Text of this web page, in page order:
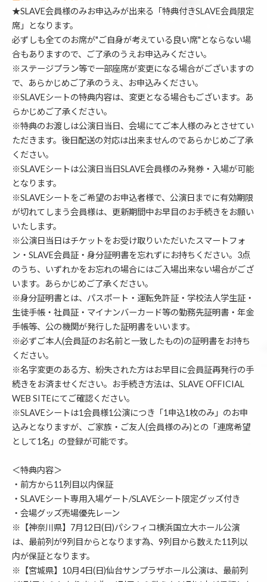
★SLAVE会員様のみお申込みが出来る「特典付きSLAVE会員限定
席」となります。
必ずしも全てのお席が"ご自身が考えている良い席"とならない場
合もありますので、ご了承のうえお申込みください。
※ステージプラン等で一部座席が変更になる場合がございますの
で、あらかじめご了承のうえ、お申込みください。
※SLAVEシートの特典内容は、変更となる場合もございます。あ
らかじめご了承ください。
※特典のお渡しは公演日当日、会場にてご本人様のみとさせてい
ただきます。後日配送の対応は出来ませんのであらかじめご了承
ください。
※SLAVEシートは公演日当日SLAVE会員様のみ発券・入場が可能
となります。
※SLAVEシートをご希望のお申込者様で、公演日までに有効期限
が切れてしまう会員様は、更新期間中お早目のお手続きをお願い
いたします。
※公演日当日はチケットをお受け取りいただいたスマートフォ
ン・SLAVE会員証・身分証明書を忘れずにお持ちください。3点
のうち、いずれかをお忘れの場合にはご入場出来ない場合がござ
います。あらかじめご了承ください。
※身分証明書とは、パスポート・運転免許証・学校法人学生証・
生徒手帳・社員証・マイナンバーカード等の勤務先証明書・年金
手帳等、公の機関が発行した証明書をいいます。
※必ずご本人(会員証のお名前と一致したもの)の証明書をお持ち
ください。
※名字変更のある方、紛失された方はお早目に会員証再発行の手
続きをお済ませください。お手続き方法は、SLAVE OFFICIAL
WEB SITEにてご確認ください。
※SLAVEシートは1会員様1公演につき「1申込1枚のみ」のお申
込みとなりますが、ご家族・ご友人(会員様のみ)との「連席希望
として1名」の登録が可能です。
＜特典内容＞
・前方から11列目以内保証
・SLAVEシート専用入場ゲート/SLAVEシート限定グッズ付き
・会場グッズ売場優先レーン
※【神奈川県】7月12日(日)パシフィコ横浜国立大ホール公演
は、最前列が9列目からとなります為、9列目から数えた11列以
内が保証となります。
※【宮城県】10月4日(日)仙台サンプラザホール公演は、最前列